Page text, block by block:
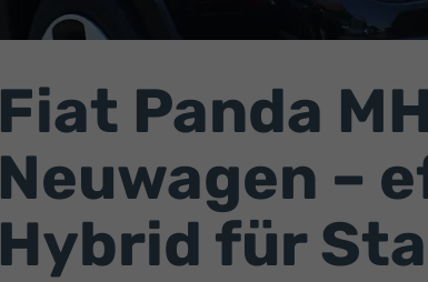
Fiat Panda
Neuwagen –
Hybrid für